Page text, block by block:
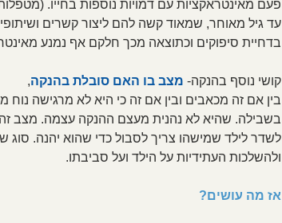
פעם מאינטראקציות עם דמויות נוספות בחייו.
עד גיל מאוחר, שמאוד קשה להם ליצור קשרים
בדחיית סיפוקים וכתוצאה מכך חלקם אף נמנע
קושי נוסף בהנקה- מצב בו האם סובלת בהנקה,
בין אם זה מכאבים ובין אם זה כי היא לא מרגישה
בשבילה. שהיא לא נהנית מעצם ההנקה עצמה. מצב
לשדר לילד שמישהו צריך לסבול כדי שהוא יהנה.
ולהשלכות העתידיות על הילד ועל סביבתו.
אז מה עושים?